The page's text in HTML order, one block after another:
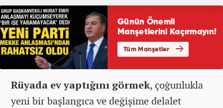
Rüyada ev yaptığını görmek, çoğunlukla
yeni bir başlangıca ve değişime delalet